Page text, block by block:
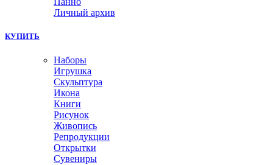
Личный архив
КУПИТЬ
Наборы
Игрушка
Скульптура
Икона
Книги
Рисунок
Живопись
Репродукции
Открытки
Сувениры